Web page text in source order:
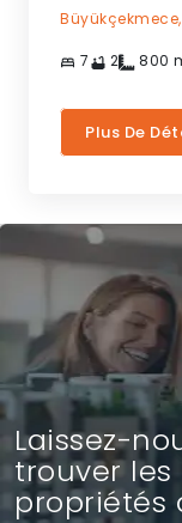
Büyükçekmece,
7 2 800
Plus De
Laissez-
trouver
propriétés